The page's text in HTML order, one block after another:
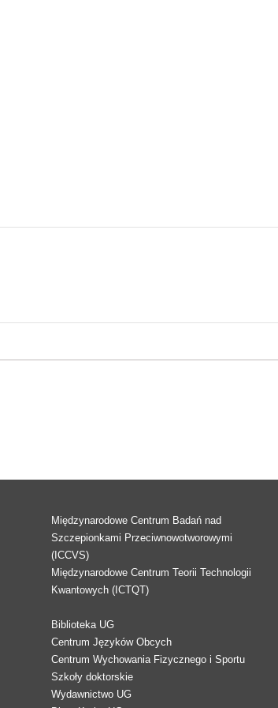
Międzynarodowe Centrum Badań nad
Szczepionkami Przeciwnowotworowymi
(ICCVS)
Międzynarodowe Centrum Teorii Technologii
Kwantowych (ICTQT)
Biblioteka UG
Centrum Języków Obcych
Centrum Wychowania Fizycznego i Sportu
Szkoły doktorskie
Wydawnictwo UG